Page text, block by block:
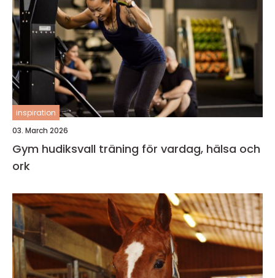
inspiration
03. March 2026
Gym hudiksvall träning för vardag, hälsa och
ork